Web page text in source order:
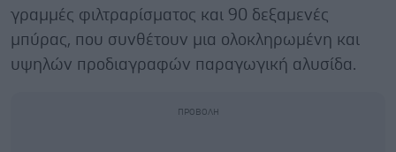
γραμμές φιλτραρίσματος και 90 δεξαμενές
μπύρας, που συνθέτουν μια ολοκληρωμένη και
υψηλών προδιαγραφών παραγωγική αλυσίδα.